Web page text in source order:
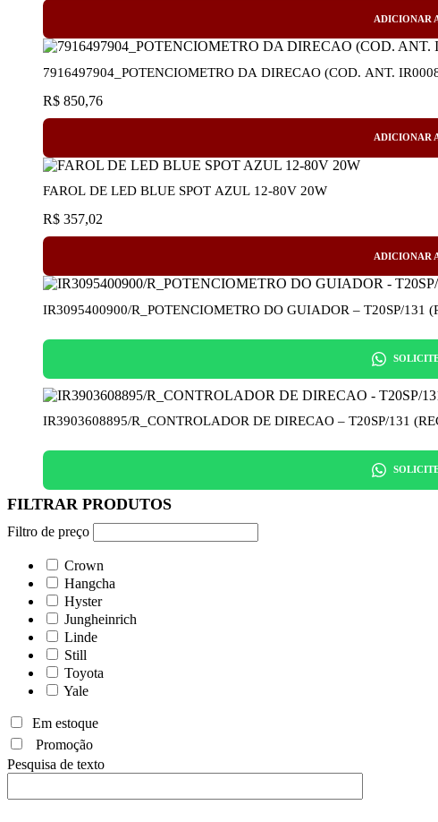
ADICIONAR
R$ 850,76
ADICIONAR
FAROL DE LED BLUE SPOT AZUL 12-80V 20W
R$ 357,02
ADICIONAR
IR3095400900/R_POTENCIOMETRO DO GUIADOR – T20SP/131
IR3903608895/R_CONTROLADOR
Filtro de preço
Crown
Hangcha
Hyster
Jungheinrich
Linde
Still
Toyota
Yale
Em estoque
Promoção
Pesquisa de texto